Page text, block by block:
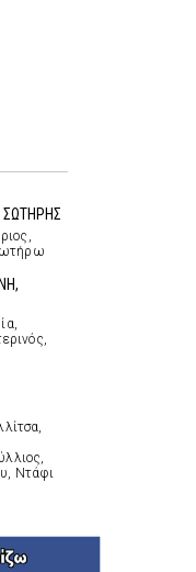
Ντάφι